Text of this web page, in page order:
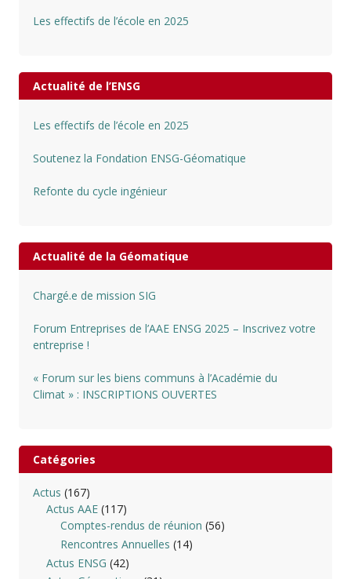
Les effectifs de l’école en 2025
Actualité de l’ENSG
Les effectifs de l’école en 2025
Soutenez la Fondation ENSG-Géomatique
Refonte du cycle ingénieur
Actualité de la Géomatique
Chargé.e de mission SIG
Forum Entreprises de l’AAE ENSG 2025 – Inscrivez votre
entreprise !
« Forum sur les biens communs à l’Académie du
Climat » : INSCRIPTIONS OUVERTES
Catégories
Actus (167)
Actus AAE (117)
Comptes-rendus de réunion (56)
Rencontres Annuelles (14)
Actus ENSG (42)